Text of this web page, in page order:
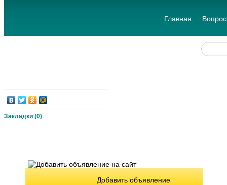
Главная
Закладки (0)
Добавить объявление